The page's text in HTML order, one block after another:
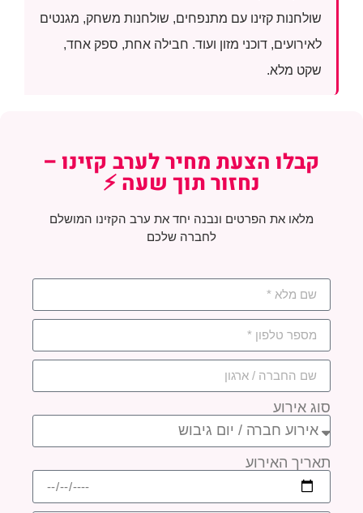
שולחנות קזינו עם מתנפחים, שולחנות משחק, מגנטים
לאירועים, דוכני מזון ועוד. חבילה אחת, ספק אחד,
שקט מלא.
קבלו הצעת מחיר לערב קזינו –
נחזור תוך שעה ⚡
מלאו את הפרטים ונבנה יחד את ערב הקזינו המושלם
לחברה שלכם
סוג אירוע
תאריך האירוע